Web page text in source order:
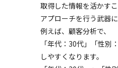
取得した情報を活かす
アプローチを行う武器に
例えば、顧客分析で、
「年代：30代」「性
しやすくなります。